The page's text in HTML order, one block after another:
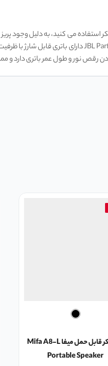
می‌ کنید، به دلیل وجود پریز
رقص نور و طول عمر باتری دارد و
اسپیکر قابل حمل میفا Mifa A8-L
Portable Speaker